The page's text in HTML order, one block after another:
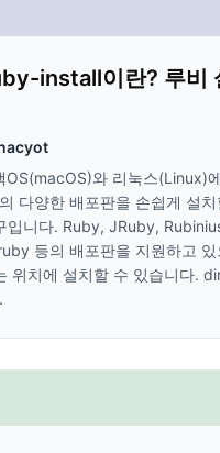
install이란? 루비
와 리눅스(Linux)
다양한 배포판을 손쉽게 설치
입니다. Ruby, JRuby,
등의 배포판을 지원하고 있
위치에 설치할 수 있습니다.